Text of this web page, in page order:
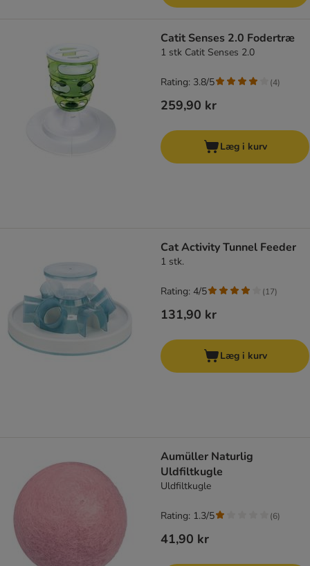
Catit Senses 2.0 Fodertræ
1 stk Catit Senses 2.0
259,90 kr
Rating: 3.8/5 (4)
Læg i kurv
Cat Activity Tunnel Feeder
1 stk.
131,90 kr
Rating: 4/5 (17)
Læg i kurv
Aumüller Naturlig
Uldfiltkugle
Uldfiltkugle
41,90 kr
Rating: 1.3/5 (6)